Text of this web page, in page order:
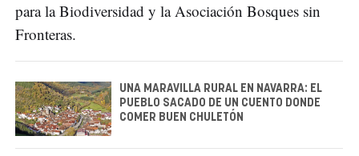
para la Biodiversidad y la Asociación Bosques sin
Fronteras.
UNA MARAVILLA RURAL EN NAVARRA: EL
PUEBLO SACADO DE UN CUENTO DONDE
COMER BUEN CHULETÓN